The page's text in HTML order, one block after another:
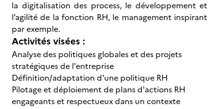
la digitalisation des process, le développement et
l’agilité de la fonction RH, le management inspirant
par exemple.
Activités visées :
Analyse des politiques globales et des projets
stratégiques de l'entreprise
Définition/adaptation d'une politique RH
Pilotage et déploiement de plans d'actions RH
engageants et respectueux dans un contexte